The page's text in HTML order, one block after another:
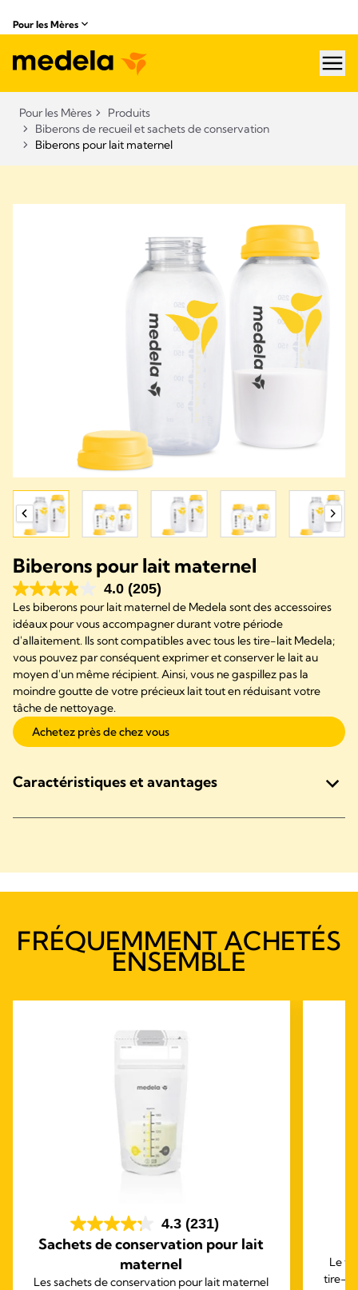
Pour les Mères
Pour les Mères
Produits
Biberons de recueil et sachets de conservation​
Biberons pour lait maternel
Biberons pour lait maternel
4.0 (205)
Les biberons pour lait maternel de Medela sont des accessoires
idéaux pour vous accompagner durant votre période
d'allaitement. Ils sont compatibles avec tous les tire-lait Medela;
vous pouvez par conséquent exprimer et conserver le lait au
moyen d'un même récipient. Ainsi, vous ne gaspillez pas la
moindre goutte de votre précieux lait tout en réduisant votre
tâche de nettoyage.
Achetez près de chez vous
Caractéristiques et avantages
FRÉQUEMMENT ACHETÉS
ENSEMBLE
4.3 (231)
Sachets de conservation pour lait
maternel
Les sachets de conservation pour lait maternel
Le
tire-